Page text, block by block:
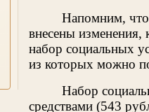
Напомним,
внесены изменения,
набор социальных
из которых можно
Набор
средствами (543